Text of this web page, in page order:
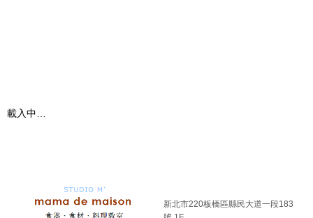
載入中…
新北市220板橋區縣民大道一段183